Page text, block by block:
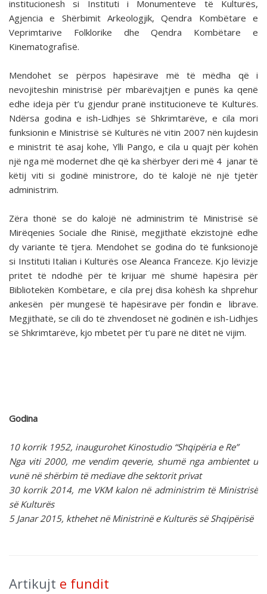
institucionesh si Instituti i Monumenteve të Kulturës,
Agjencia e Shërbimit Arkeologjik, Qendra Kombëtare e
Veprimtarive Folklorike dhe Qendra Kombëtare e
Kinematografisë.
Mendohet se përpos hapësirave më të mëdha që i
nevojiteshin ministrisë për mbarëvajtjen e punës ka qenë
edhe ideja për t’u gjendur pranë institucioneve të Kulturës.
Ndërsa godina e ish-Lidhjes së Shkrimtarëve, e cila mori
funksionin e Ministrisë së Kulturës në vitin 2007 nën kujdesin
e ministrit të asaj kohe, Ylli Pango, e cila u quajt për kohën
një nga më modernet dhe që ka shërbyer deri më 4 janar të
këtij viti si godinë ministrore, do të kalojë në një tjetër
administrim.
Zëra thonë se do kalojë në administrim të Ministrisë së
Mirëqenies Sociale dhe Rinisë, megjithatë ekzistojnë edhe
dy variante të tjera. Mendohet se godina do të funksionojë
si Instituti Italian i Kulturës ose Aleanca Franceze. Kjo lëvizje
pritet të ndodhë për të krijuar më shumë hapësira për
Bibliotekën Kombëtare, e cila prej disa kohësh ka shprehur
ankesën për mungesë të hapësirave për fondin e librave.
Megjithatë, se cili do të zhvendoset në godinën e ish-Lidhjes
së Shkrimtarëve, kjo mbetet për t’u parë në ditët në vijim.
Godina
10 korrik 1952, inaugurohet Kinostudio “Shqipëria e Re”
Nga viti 2000, me vendim qeverie, shumë nga ambientet u
vunë në shërbim të mediave dhe sektorit privat
30 korrik 2014, me VKM kalon në administrim të Ministrisë
së Kulturës
5 Janar 2015, kthehet në Ministrinë e Kulturës së Shqipërisë
Artikujt e fundit